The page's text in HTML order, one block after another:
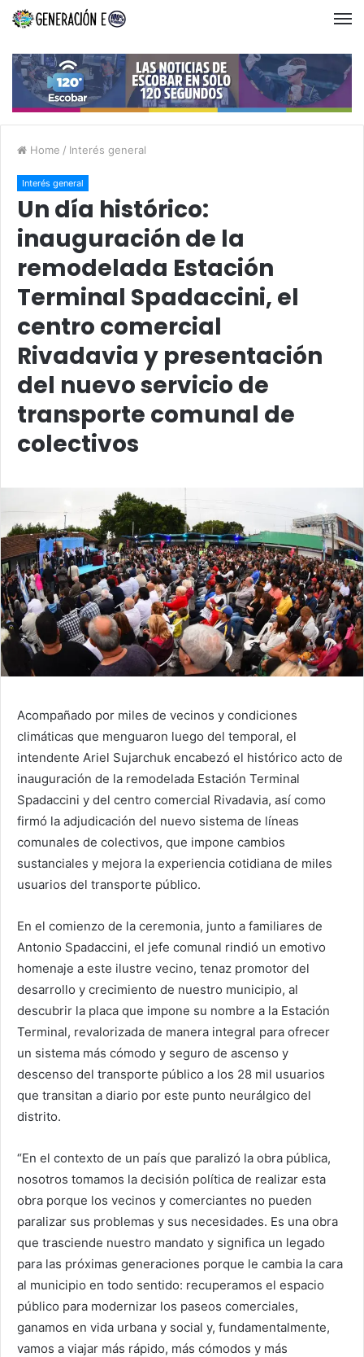
Home / Interés general
Interés general
Un día histórico:
inauguración de la
remodelada Estación
Terminal Spadaccini, el
centro comercial
Rivadavia y presentación
del nuevo servicio de
transporte comunal de
colectivos
Acompañado por miles de vecinos y condiciones
climáticas que menguaron luego del temporal, el
intendente Ariel Sujarchuk encabezó el histórico acto de
inauguración de la remodelada Estación Terminal
Spadaccini y del centro comercial Rivadavia, así como
firmó la adjudicación del nuevo sistema de líneas
comunales de colectivos, que impone cambios
sustanciales y mejora la experiencia cotidiana de miles
usuarios del transporte público.
En el comienzo de la ceremonia, junto a familiares de
Antonio Spadaccini, el jefe comunal rindió un emotivo
homenaje a este ilustre vecino, tenaz promotor del
desarrollo y crecimiento de nuestro municipio, al
descubrir la placa que impone su nombre a la Estación
Terminal, revalorizada de manera integral para ofrecer
un sistema más cómodo y seguro de ascenso y
descenso del transporte público a los 28 mil usuarios
que transitan a diario por este punto neurálgico del
distrito.
“En el contexto de un país que paralizó la obra pública,
nosotros tomamos la decisión política de realizar esta
obra porque los vecinos y comerciantes no pueden
paralizar sus problemas y sus necesidades. Es una obra
que trasciende nuestro mandato y significa un legado
para las próximas generaciones porque le cambia la cara
al municipio en todo sentido: recuperamos el espacio
público para modernizar los paseos comerciales,
ganamos en vida urbana y social y, fundamentalmente,
vamos a viajar más rápido, más cómodos y más